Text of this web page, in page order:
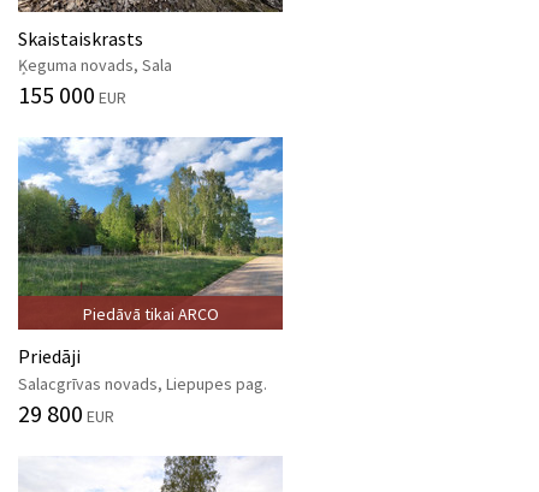
Skaistaiskrasts
Ķeguma novads, Sala
155 000 EUR
Piedāvā tikai ARCO
Priedāji
Salacgrīvas novads, Liepupes pag.
29 800 EUR